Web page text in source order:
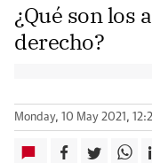
¿Qué son los
derecho?
Monday, 10 May 2021,